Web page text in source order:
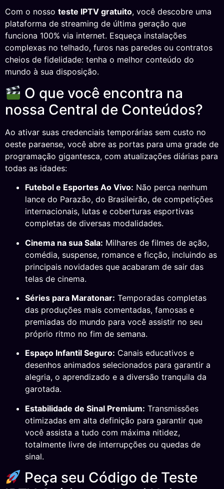
Com o nosso teste IPTV gratuito, você descobre uma
plataforma de streaming de última geração que
funciona 100% via internet. Esqueça instalações
complexas no telhado, furos nas paredes ou contratos
cheios de fidelidade: tenha o melhor conteúdo do
mundo à sua disposição.
O que você encontra na
nossa Central de Conteúdos?
Ao ativar suas credenciais temporárias sem custo no
oeste paraense, você abre as portas para uma grade de
programação gigantesca, com atualizações diárias para
todas as idades:
Futebol e Esportes Ao Vivo: Não perca nenhum
lance do Parazão, do Brasileirão, de competições
internacionais, lutas e coberturas esportivas
completas de diversas modalidades.
Cinema na sua Sala: Milhares de filmes de ação,
comédia, suspense, romance e ficção, incluindo as
principais novidades que acabaram de sair das
telas de cinema.
Séries para Maratonar: Temporadas completas
das produções mais comentadas, famosas e
premiadas do mundo para você assistir no seu
próprio ritmo no fim de semana.
Espaço Infantil Seguro: Canais educativos e
desenhos animados selecionados para garantir a
alegria, o aprendizado e a diversão tranquila da
garotada.
Estabilidade de Sinal Premium: Transmissões
otimizadas em alta definição para garantir que
você assista a tudo com máxima nitidez,
totalmente livre de interrupções ou quedas de
sinal.
Peça seu Código de Teste